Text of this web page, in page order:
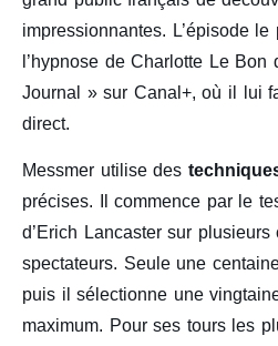
impressionnantes. L’épisode
l’hypnose de Charlotte Le Bon
Journal » sur Canal+, où il lui
direct.
Messmer utilise des
précises. Il commence par le
d’Erich Lancaster sur plusieurs
spectateurs. Seule une
puis il sélectionne une
maximum. Pour ses tours les